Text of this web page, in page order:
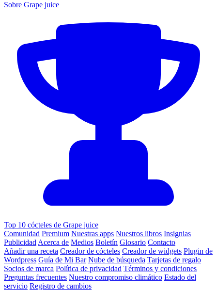
Sobre Grape juice
Top 10 cócteles de Grape juice
Comunidad Premium Nuestras apps Nuestros libros Insignias
Publicidad Acerca de Medios Boletín Glosario Contacto
Añadir una receta Creador de cócteles Creador de widgets Plugin de
Wordpress Guía de Mi Bar Nube de búsqueda Tarjetas de regalo
Socios de marca Política de privacidad Términos y condiciones
Preguntas frecuentes Nuestro compromiso climático Estado del
servicio Registro de cambios